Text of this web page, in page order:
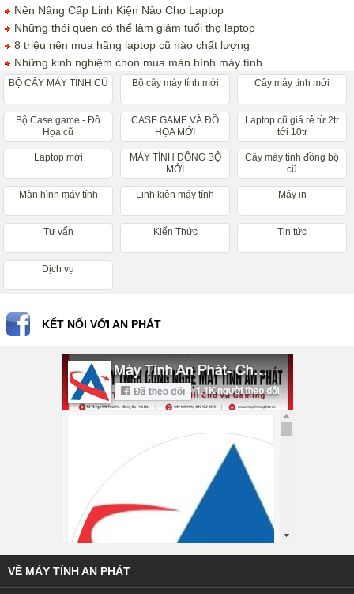
Nên Nâng Cấp Linh Kiện Nào Cho Laptop
Những thói quen có thể làm giảm tuổi thọ laptop
8 triệu nên mua hãng laptop cũ nào chất lượng
Những kinh nghiệm chọn mua màn hình máy tính
BỘ CÂY MÁY TÍNH CŨ Bộ cây máy tính mới Cây máy tính mới
Bộ Case game - Đồ
Họa cũ
CASE GAME VÀ ĐỒ
HỌA MỚI
Laptop cũ giá rẻ từ 2tr
tới 10tr
Laptop mới
MÁY TÍNH ĐỒNG BỘ
MỚI
Cây máy tính đồng bộ
cũ
Màn hình máy tính Linh kiện máy tính Máy in
Tư vấn Kiến Thức Tin tức
Dịch vụ
KẾT NỐI VỚI AN PHÁT
VỀ MÁY TÍNH AN PHÁT